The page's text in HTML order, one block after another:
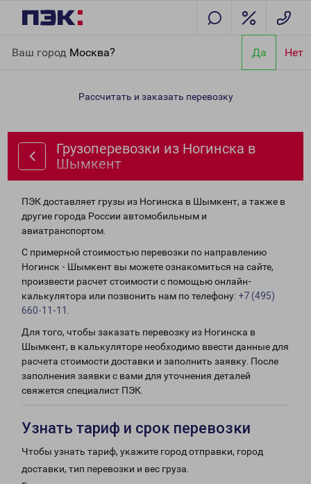
Ваш город Москва? Да Нет
Шымкент
Рассчитать и заказать перевозку
Грузоперевозки из Ногинска в
Шымкент
ПЭК доставляет грузы из Ногинска в Шымкент, а также в
другие города России автомобильным и
авиатранспортом.
С примерной стоимостью перевозки по направлению
Ногинск - Шымкент вы можете ознакомиться на сайте,
произвести расчет стоимости с помощью онлайн-
калькулятора или позвонить нам по телефону: +7 (495)
660-11-11
Для того, чтобы заказать перевозку из Ногинска в
Шымкент, в калькуляторе необходимо ввести данные для
расчета стоимости доставки и заполнить заявку. После
заполнения заявки с вами для уточнения деталей
свяжется специалист ПЭК.
Узнать тариф и срок перевозки
Чтобы узнать тариф, укажите город отправки, город
доставки, тип перевозки и вес груза.